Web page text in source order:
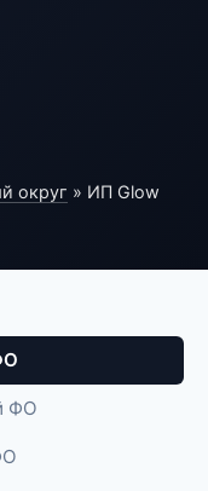
округ » ИП Glow
ФО